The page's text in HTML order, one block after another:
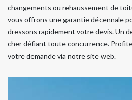
changements ou rehaussement de
vous offrons une garantie décennale
dressons rapidement votre devis. Un
cher défiant toute concurrence.
votre demande via notre site web.